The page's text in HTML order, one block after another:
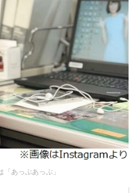
あっぷあっぷ」